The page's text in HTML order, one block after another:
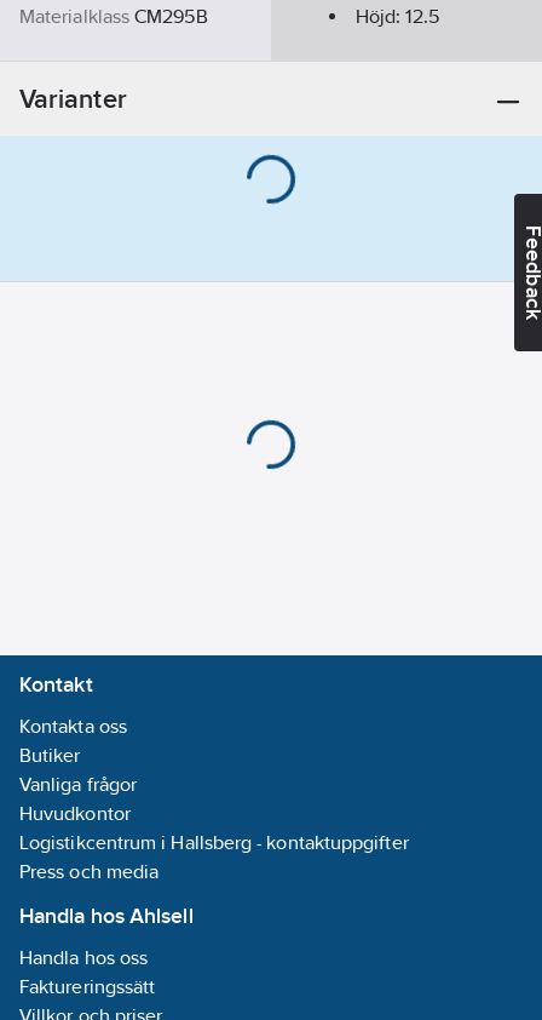
Materialklass CM295B
Höjd:12.5
Varianter
Kontakt
Kontakta oss
Butiker
Vanliga frågor
Huvudkontor
Logistikcentrum i Hallsberg - kontaktuppgifter
Press och media
Handla hos Ahlsell
Handla hos oss
Faktureringssätt